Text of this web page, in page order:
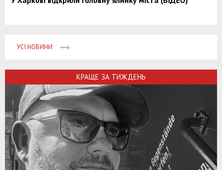
УСІ НОВИНИ
КРАЩЕ ЗА ТИЖДЕНЬ